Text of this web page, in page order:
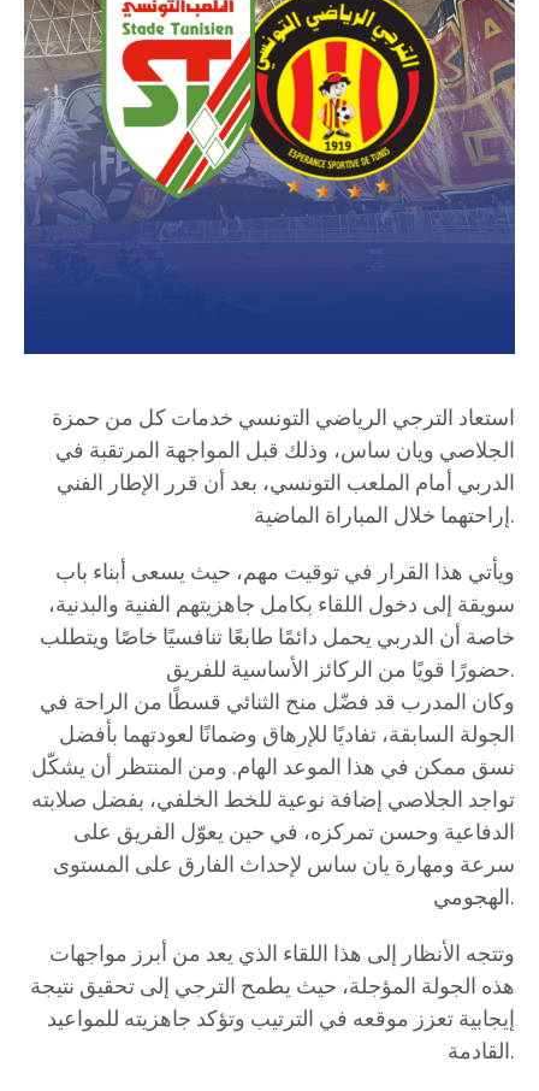
استعاد الترجي الرياضي التونسي خدمات كل من حمزة
الجلاصي ويان ساس، وذلك قبل المواجهة المرتقبة في
الدربي أمام الملعب التونسي، بعد أن قرر الإطار الفني
إراحتهما خلال المباراة الماضية.
ويأتي هذا القرار في توقيت مهم، حيث يسعى أبناء باب
سويقة إلى دخول اللقاء بكامل جاهزيتهم الفنية والبدنية،
خاصة أن الدربي يحمل دائمًا طابعًا تنافسيًا خاصًا ويتطلب
حضورًا قويًا من الركائز الأساسية للفريق.
وكان المدرب قد فضّل منح الثنائي قسطًا من الراحة في
الجولة السابقة، تفاديًا للإرهاق وضمانًا لعودتهما بأفضل
نسق ممكن في هذا الموعد الهام. ومن المنتظر أن يشكّل
تواجد الجلاصي إضافة نوعية للخط الخلفي، بفضل صلابته
الدفاعية وحسن تمركزه، في حين يعوّل الفريق على
سرعة ومهارة يان ساس لإحداث الفارق على المستوى
الهجومي.
وتتجه الأنظار إلى هذا اللقاء الذي يعد من أبرز مواجهات
هذه الجولة المؤجلة، حيث يطمح الترجي إلى تحقيق نتيجة
إيجابية تعزز موقعه في الترتيب وتؤكد جاهزيته للمواعيد
القادمة.